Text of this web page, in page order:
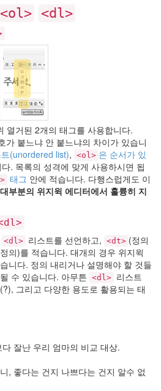
<ol> <dl>
열거된 2개의 태그를 사용합니다.
가 붙느냐 안 붙느냐의 차이가 있습니
(unordered list), <ol> 은 순서가 있
다. 목록의 성격에 맞게 사용하시면 됩
태그 안에 적습니다. 다행스럽게도 이
부분의 위지윅 에디터에서 훌륭히 지
<dl> 리스트를 선언하고, <dt> (정의
의)를 적습니다. 대개의 경우 위지윅
니다. 정의 내리거나 설명해야 할 것들
수 있습니다. 아무튼 <dl> 리스트
그리고 다양한 용도로 활용되는 태
잘난 우리 엄마의 비교 대상.
, 좋다는 건지 나쁘다는 건지 알수 없